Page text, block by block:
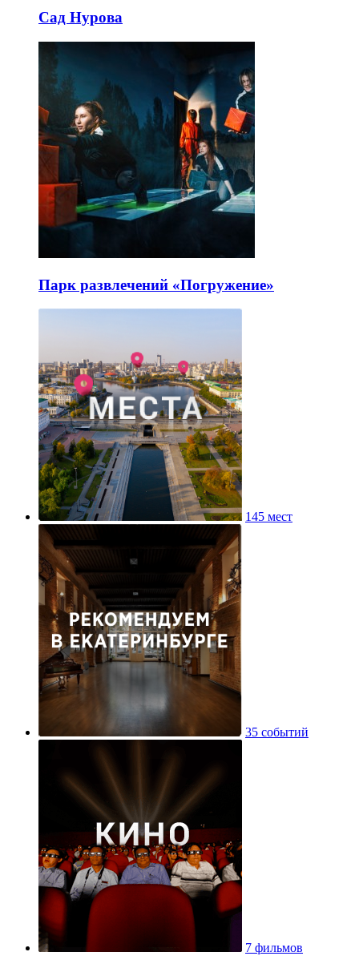
Сад Нурова
Парк развлечений «Погружение»
145 мест
35 событий
7 фильмов